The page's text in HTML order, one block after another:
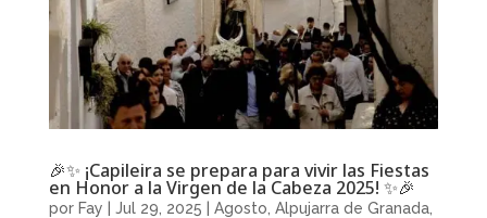
🎉✨ ¡Capileira se prepara para vivir las Fiestas
en Honor a la Virgen de la Cabeza 2025! ✨🎉
por Fay Jul 29, 2025 Agosto Alpujarra de Granada,